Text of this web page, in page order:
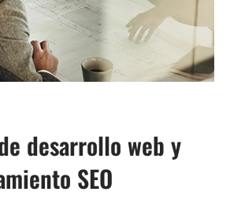
desarrollo web y
SEO